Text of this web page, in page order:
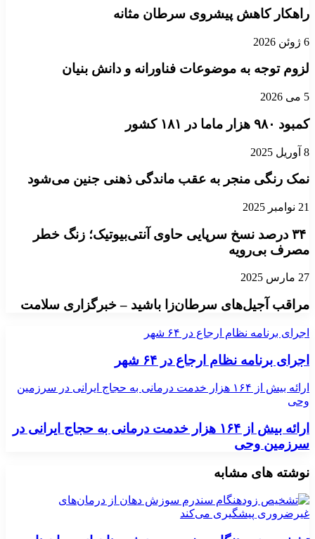
راهکار کاهش پیشروی سرطان مثانه
6 ژوئن 2026
لزوم توجه به موضوعات فناورانه و دانش بنیان
5 می 2026
کمبود ۹۸۰ هزار ماما در ۱۸۱ کشور
8 آوریل 2025
نمک رنگی منجر به عقب ماندگی ذهنی جنین می‌شود
21 نوامبر 2025
۳۴ درصد نسخ سرپایی حاوی آنتی‌بیوتیک؛ زنگ خطر
مصرف بی‌رویه
27 مارس 2025
مراقب آجیل‌های سرطان‌زا باشید – خبرگزاری سلامت
اجرای برنامه نظام ارجاع در ۶۴ شهر
اجرای برنامه نظام ارجاع در ۶۴ شهر
ارائه بیش از ۱۶۴ هزار خدمت درمانی به حجاج ایرانی در سرزمین
وحی
ارائه بیش از ۱۶۴ هزار خدمت درمانی به حجاج ایرانی در
سرزمین وحی
نوشته های مشابه